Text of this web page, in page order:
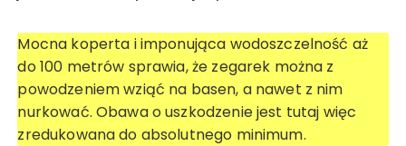
Mocna koperta i imponująca wodoszczelność aż
do 100 metrów sprawia, że zegarek można z
powodzeniem wziąć na basen, a nawet z nim
nurkować. Obawa o uszkodzenie jest tutaj więc
zredukowana do absolutnego minimum.